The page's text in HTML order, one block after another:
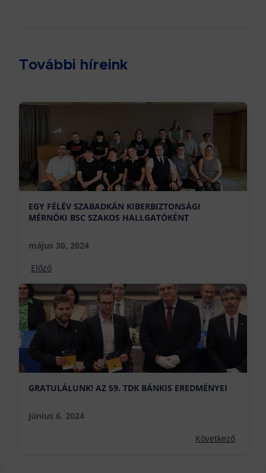
További híreink
EGY FÉLÉV SZABADKÁN KIBERBIZTONSÁGI
MÉRNÖKI BSC SZAKOS HALLGATÓKÉNT
május 30, 2024
Előző
GRATULÁLUNK! AZ 59. TDK BÁNKIS EREDMÉNYEI
június 6, 2024
Következő